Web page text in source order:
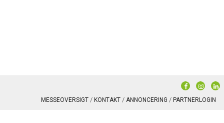
MESSEOVERSIGT KONTAKT ANNONCERING PARTNERLOGIN